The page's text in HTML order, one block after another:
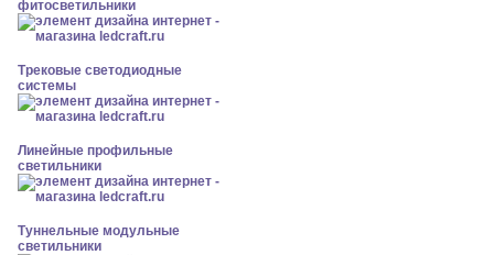
фитосветильники
Трековые светодиодные
системы
Линейные профильные
светильники
Туннельные модульные
светильники